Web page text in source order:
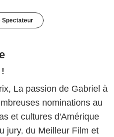
Spectateur
La passion de Gabriel à
nominations au
et cultures d'Amérique
jury, du Meilleur Film et